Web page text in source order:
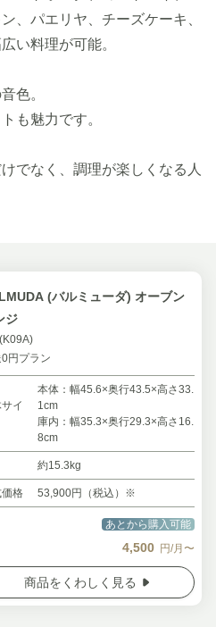
、パエリヤ、チーズケーキ、
い料理が可能。
色。
も魅力です。
でなく、調理が楽しくなる人
(バルミューダ) オーブン
ジ
0円プラン
イ
本体：幅45.6×奥行43.5×高さ33.
1cm
庫内：幅35.3×奥行29.3×高さ16.
8cm
約15.3kg
格 53,900円（税込）※
あとから購入可能
4,500 円/月〜
商品をくわしく見る